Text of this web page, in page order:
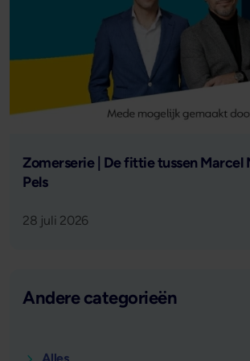
Lees verder
Zomerserie | De fittie tussen Marcel
Pels
28 juli 2026
Andere categorieën